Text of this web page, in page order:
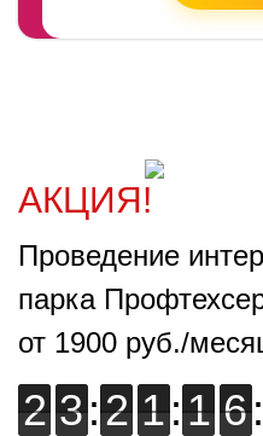
АКЦИЯ!
Проведение
парка
от 1900 руб./
2
2 3
3:2
2 1
1:1
1 6
6: